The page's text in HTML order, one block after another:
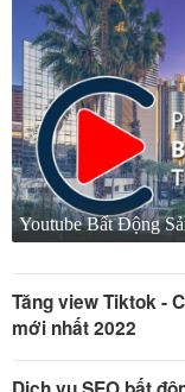
Youtube Bất Động
Tăng view Tiktok -
mới nhất 2022